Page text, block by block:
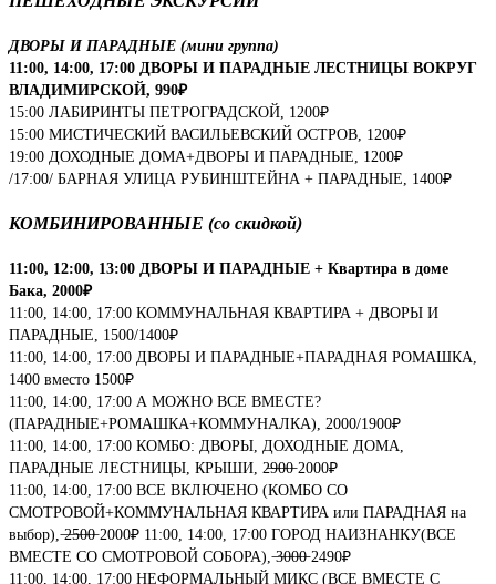
ДВОРЫ И ПАРАДНЫЕ (мини группа)
11:00, 14:00, 17:00 ДВОРЫ И ПАРАДНЫЕ ЛЕСТНИЦЫ ВОКРУГ
ВЛАДИМИРСКОЙ, 990₽
15:00 ЛАБИРИНТЫ ПЕТРОГРАДСКОЙ, 1200₽
15:00 МИСТИЧЕСКИЙ ВАСИЛЬЕВСКИЙ ОСТРОВ, 1200₽
19:00 ДОХОДНЫЕ ДОМА+ДВОРЫ И ПАРАДНЫЕ, 1200₽
/17:00/ БАРНАЯ УЛИЦА РУБИНШТЕЙНА + ПАРАДНЫЕ, 1400₽
КОМБИНИРОВАННЫЕ (со скидкой)
11:00, 12:00, 13:00 ДВОРЫ И ПАРАДНЫЕ + Квартира в доме
Бака, 2000₽
11:00, 14:00, 17:00 КОММУНАЛЬНАЯ КВАРТИРА + ДВОРЫ И
ПАРАДНЫЕ, 1500/1400₽
11:00, 14:00, 17:00 ДВОРЫ И ПАРАДНЫЕ+ПАРАДНАЯ РОМАШКА,
1400 вместо 1500₽
11:00, 14:00, 17:00 А МОЖНО ВСЕ ВМЕСТЕ?
(ПАРАДНЫЕ+РОМАШКА+КОММУНАЛКА), 2000/1900₽
11:00, 14:00, 17:00 КОМБО: ДВОРЫ, ДОХОДНЫЕ ДОМА,
ПАРАДНЫЕ ЛЕСТНИЦЫ, КРЫШИ, 2̶9̶0̶0̶ 2000₽
11:00, 14:00, 17:00 ВСЕ ВКЛЮЧЕНО (КОМБО СО
СМОТРОВОЙ+КОММУНАЛЬНАЯ КВАРТИРА или ПАРАДНАЯ на
выбор), ̶2̶5̶0̶0̶ 2000₽ 11:00, 14:00, 17:00 ГОРОД НАИЗНАНКУ(ВСЕ
ВМЕСТЕ СО СМОТРОВОЙ СОБОРА), ̶3̶0̶0̶0̶ 2490₽
11:00, 14:00, 17:00 НЕФОРМАЛЬНЫЙ МИКС (ВСЕ ВМЕСТЕ С